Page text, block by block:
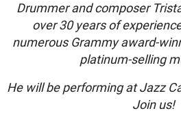
Drummer and composer
over 30 years of
numerous Grammy award-
platinum-selling
He will be performing at Jazz
Join us!